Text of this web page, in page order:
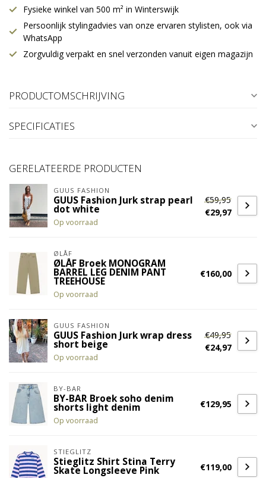
Fysieke winkel van 500 m² in Winterswijk
Persoonlijk stylingadvies van onze ervaren stylisten, ook via
WhatsApp
Zorgvuldig verpakt en snel verzonden vanuit eigen magazijn
PRODUCTOMSCHRIJVING
SPECIFICATIES
GERELATEERDE PRODUCTEN
GUUS FASHION
GUUS Fashion Jurk strap pearl
dot white
Op voorraad
€59,95
€29,97
ØLÅF
ØLÅF Broek MONOGRAM
BARREL LEG DENIM PANT
TREEHOUSE
Op voorraad
€160,00
GUUS FASHION
GUUS Fashion Jurk wrap dress
short beige
Op voorraad
€49,95
€24,97
BY-BAR
BY-BAR Broek soho denim
shorts light denim
Op voorraad
€129,95
STIEGLITZ
Stieglitz Shirt Stina Terry
Skate Longsleeve Pink €119,00